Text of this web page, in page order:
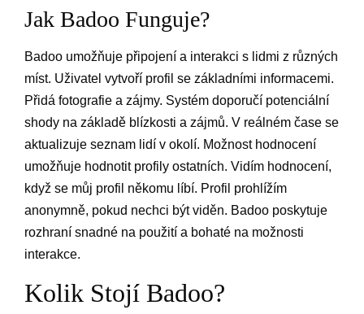
Jak Badoo Funguje?
Badoo umožňuje připojení a interakci s lidmi z různých
míst. Uživatel vytvoří profil se základními informacemi.
Přidá fotografie a zájmy. Systém doporučí potenciální
shody na základě blízkosti a zájmů. V reálném čase se
aktualizuje seznam lidí v okolí. Možnost hodnocení
umožňuje hodnotit profily ostatních. Vidím hodnocení,
když se můj profil někomu líbí. Profil prohlížím
anonymně, pokud nechci být viděn. Badoo poskytuje
rozhraní snadné na použití a bohaté na možnosti
interakce.
Kolik Stojí Badoo?